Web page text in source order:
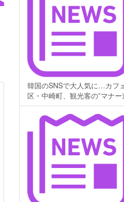
韓国のSNSで大人気に…カフ
区・中崎町、観光客の”マナー